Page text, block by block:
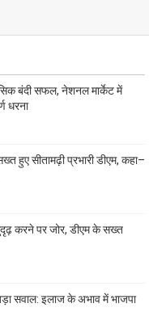
बंदी सफल, नेशनल मार्केट में
धरना
हुए सीतामढ़ी प्रभारी डीएम, कहा–
करने पर जोर, डीएम के सख्त
सवाल: इलाज के अभाव में भाजपा